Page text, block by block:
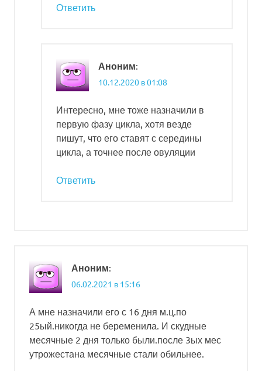
Ответить
Аноним:
10.12.2020 в 01:08
Интересно, мне тоже назначили в
первую фазу цикла, хотя везде
пишут, что его ставят с середины
цикла, а точнее после овуляции
Ответить
Аноним:
06.02.2021 в 15:16
А мне назначили его с 16 дня м.ц.по
25ый.никогда не беременила. И скудные
месячные 2 дня только были.после 3ых мес
утрожестана месячные стали обильнее.